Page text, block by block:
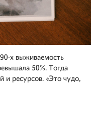
х выживаемость
50%. Тогда
и ресурсов. «Это чудо,